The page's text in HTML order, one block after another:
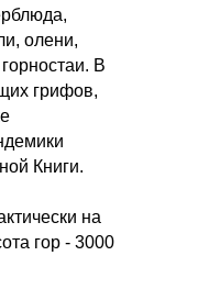
олени,
В
грифов,
Книги.
на
гор - 3000